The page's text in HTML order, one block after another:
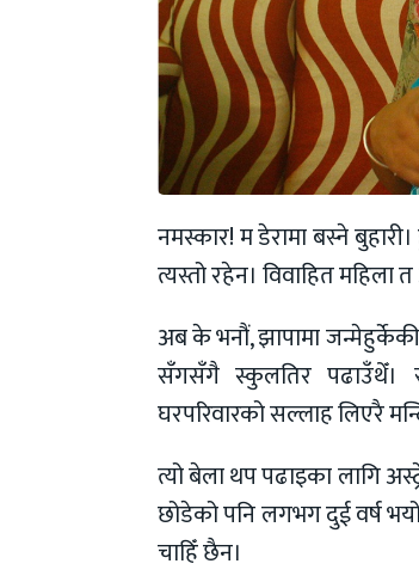
नमस्कार! म डेरामा बस्ने
त्यस्तो रहेन। विवाहित
अब के भनौं, झापामा
सँगसँगै स्कुलतिर पढाउँथेँ।
घरपरिवारको सल्लाह लिएरै
त्यो बेला थप पढाइका लागि
छोडेको पनि लगभग दुई वर्ष
चाहिँ छैन।